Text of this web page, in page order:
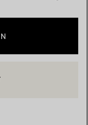
ODER EINEN